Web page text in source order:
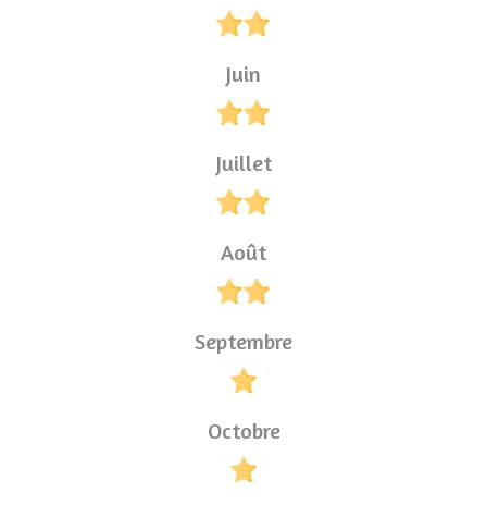
Juin
Juillet
Août
Septembre
Octobre